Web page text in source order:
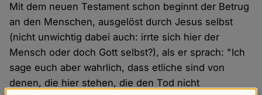
Mit dem neuen Testament schon beginnt der Betrug
an den Menschen, ausgelöst durch Jesus selbst
(nicht unwichtig dabei auch: irrte sich hier der
Mensch oder doch Gott selbst?), als er sprach: "Ich
sage euch aber wahrlich, dass etliche sind von
denen, die hier stehen, die den Tod nicht